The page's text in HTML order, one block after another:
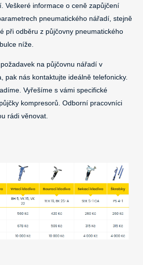
Veškeré informace o ceně zapůjčení
pneumatického nářadí, stejně
při odběru z půjčovny pneumatického
níže.
na půjčovnu nářadí v
pak nás kontaktujte ideálně telefonicky.
Vyřešíme s vámi specifické
kompresorů. Odborní pracovníci
rádi věnovat.